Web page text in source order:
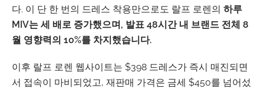
다. 이 단 한 번의 드레스 착용만으로도 랄프 로렌의 하루
MIV는 세 배로 증가했으며, 발표 48시간 내 브랜드 전체 8
월 영향력의 10%를 차지했습니다.
이후 랄프 로렌 웹사이트는 $398 드레스가 즉시 매진되면
서 접속이 마비되었고, 재판매 가격은 금세 $450를 넘어섰